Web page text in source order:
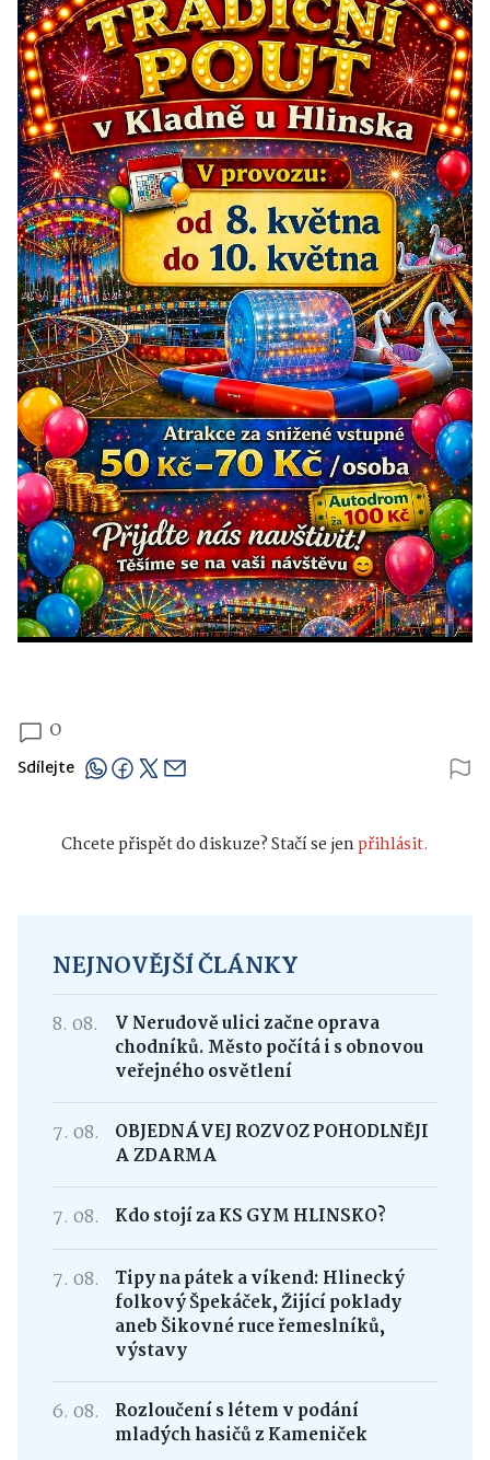
0
Sdílejte
Chcete přispět do diskuze? Stačí se jenpřihlásit.
NEJNOVĚJŠÍ ČLÁNKY
8. 08.
V Nerudově ulici začne oprava
chodníků. Město počítá i s obnovou
veřejného osvětlení
7. 08.
OBJEDNÁVEJ ROZVOZ POHODLNĚJI
A ZDARMA
7. 08. Kdo stojí za KS GYM HLINSKO?
7. 08.
Tipy na pátek a víkend: Hlinecký
folkový Špekáček, Žijící poklady
aneb Šikovné ruce řemeslníků,
výstavy
6. 08.
Rozloučení s létem v podání
mladých hasičů z Kameniček